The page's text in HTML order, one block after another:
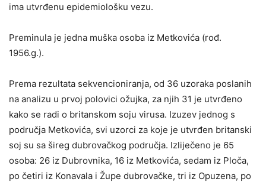
ima utvrđenu epidemiološku vezu.
Preminula je jedna muška osoba iz Metkovića (rođ.
1956.g.).
Prema rezultata sekvencioniranja, od 36 uzoraka poslanih
na analizu u prvoj polovici ožujka, za njih 31 je utvrđeno
kako se radi o britanskom soju virusa. Izuzev jednog s
područja Metkovića, svi uzorci za koje je utvrđen britanski
soj su sa šireg dubrovačkog područja. Izliječeno je 65
osoba: 26 iz Dubrovnika, 16 iz Metkovića, sedam iz Ploča,
po četiri iz Konavala i Župe dubrovačke, tri iz Opuzena, po